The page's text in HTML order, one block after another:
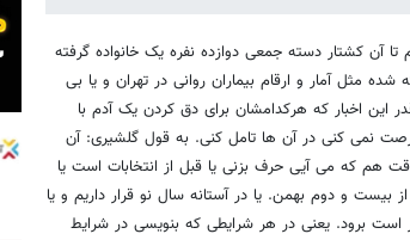
آن کشتار دسته جمعی دوازده نفره یک خانواده گرفته
شده مثل آمار و ارقام بیماران روانی در تهران و یا بی
این اخبار که هرکدامشان برای دق کردن یک آدم با
نمی کنی در آن ها تامل کنی. به قول گلشیری: آن
هم که می آیی حرف بزنی یا قبل از انتخابات است یا
بیست و دوم بهمن. یا در آستانه سال نو قرار داریم و یا
است برود. یعنی در هر شرایطی که بنویسی در شرایط